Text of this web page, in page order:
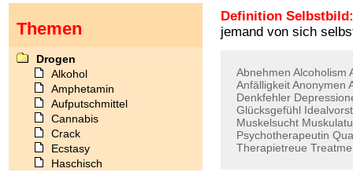
Definition Selbstbild:
jemand von sich
Abnehmen Alcoholism
AnfälligkeitAnonymen
Denkfehler
Glücksgefühl
Muskelsucht
Psychotherapeutin
Therapietreue
Themen
Drogen
Alkohol
Amphetamin
Aufputschmittel
Cannabis
Crack
Ecstasy
Haschisch